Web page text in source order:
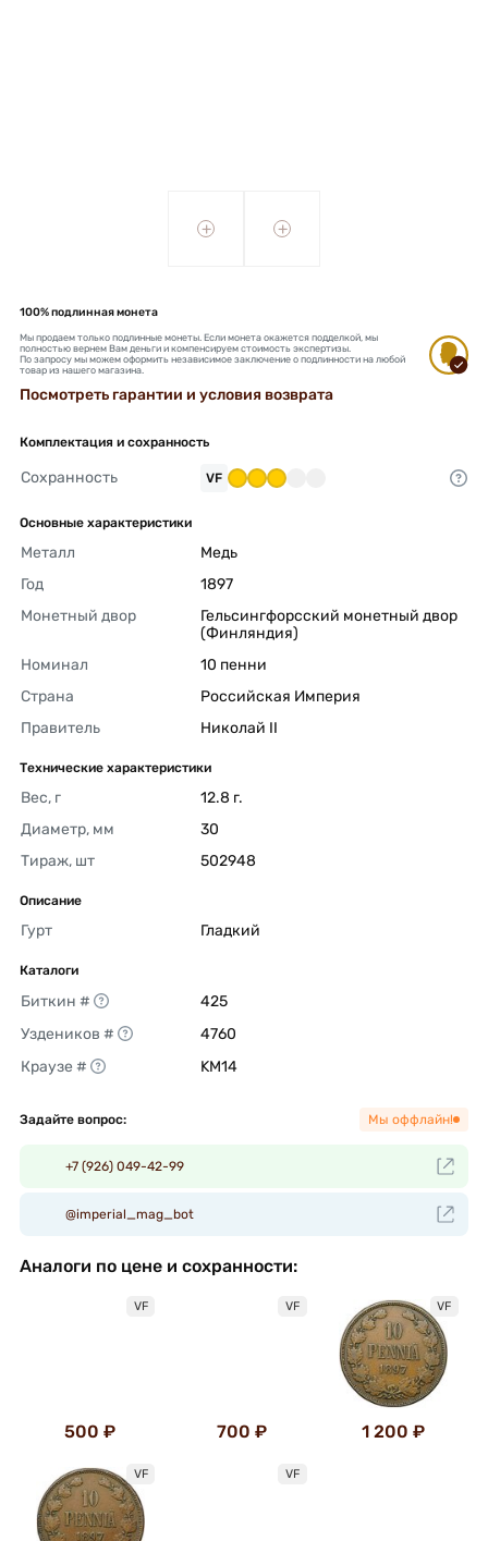
+ +
100% подлинная монета
Мы продаем только подлинные монеты. Если монета окажется подделкой, мы
полностью вернем Вам деньги и компенсируем стоимость экспертизы.
По запросу мы можем оформить независимое заключение о подлинности на любой
товар из нашего магазина.
Посмотреть гарантии и условия возврата
Комплектация и сохранность
Сохранность VF
Основные характеристики
Металл
Медь
Год
1897
Монетный двор
Гельсингфорсский монетный двор
(Финляндия)
Номинал
10 пенни
Страна
Российская Империя
Правитель
Николай II
Технические характеристики
Вес, г
12.8 г.
Диаметр, мм
30
Тираж, шт
502948
Описание
Гурт Гладкий
Каталоги
Биткин #
425
Уздеников #
4760
Краузе #
KM14
Задайте вопрос: Мы оффлайн!
+7 (926) 049-42-99
@imperial_mag_bot
Аналоги по цене и сохранности:
VF
500 ₽
VF
700 ₽
VF
1 200 ₽
VF VF